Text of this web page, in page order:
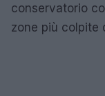
conservatorio
zone più colpite